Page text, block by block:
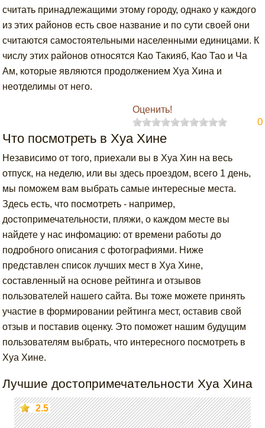
считать принадлежащими этому городу, однако у каждого
из этих районов есть свое название и по сути своей они
считаются самостоятельными населенными единицами. К
числу этих районов относятся Као Такияб, Као Тао и Ча
Ам, которые являются продолжением Хуа Хина и
неотделимы от него.
Оценить!
0
Что посмотреть в Хуа Хине
Независимо от того, приехали вы в Хуа Хин на весь
отпуск, на неделю, или вы здесь проездом, всего 1 день,
мы поможем вам выбрать самые интересные места.
Здесь есть, что посмотреть - например,
достопримечательности, пляжи, о каждом месте вы
найдете у нас инфомацию: от времени работы до
подробного описания с фотографиями. Ниже
представлен список лучших мест в Хуа Хине,
составленный на основе рейтинга и отзывов
пользователей нашего сайта. Вы тоже можете принять
участие в формировании рейтинга мест, оставив свой
отзыв и поставив оценку. Это поможет нашим будущим
пользователям выбрать, что интересного посмотреть в
Хуа Хине.
Лучшие достопримечательности Хуа Хина
2.5